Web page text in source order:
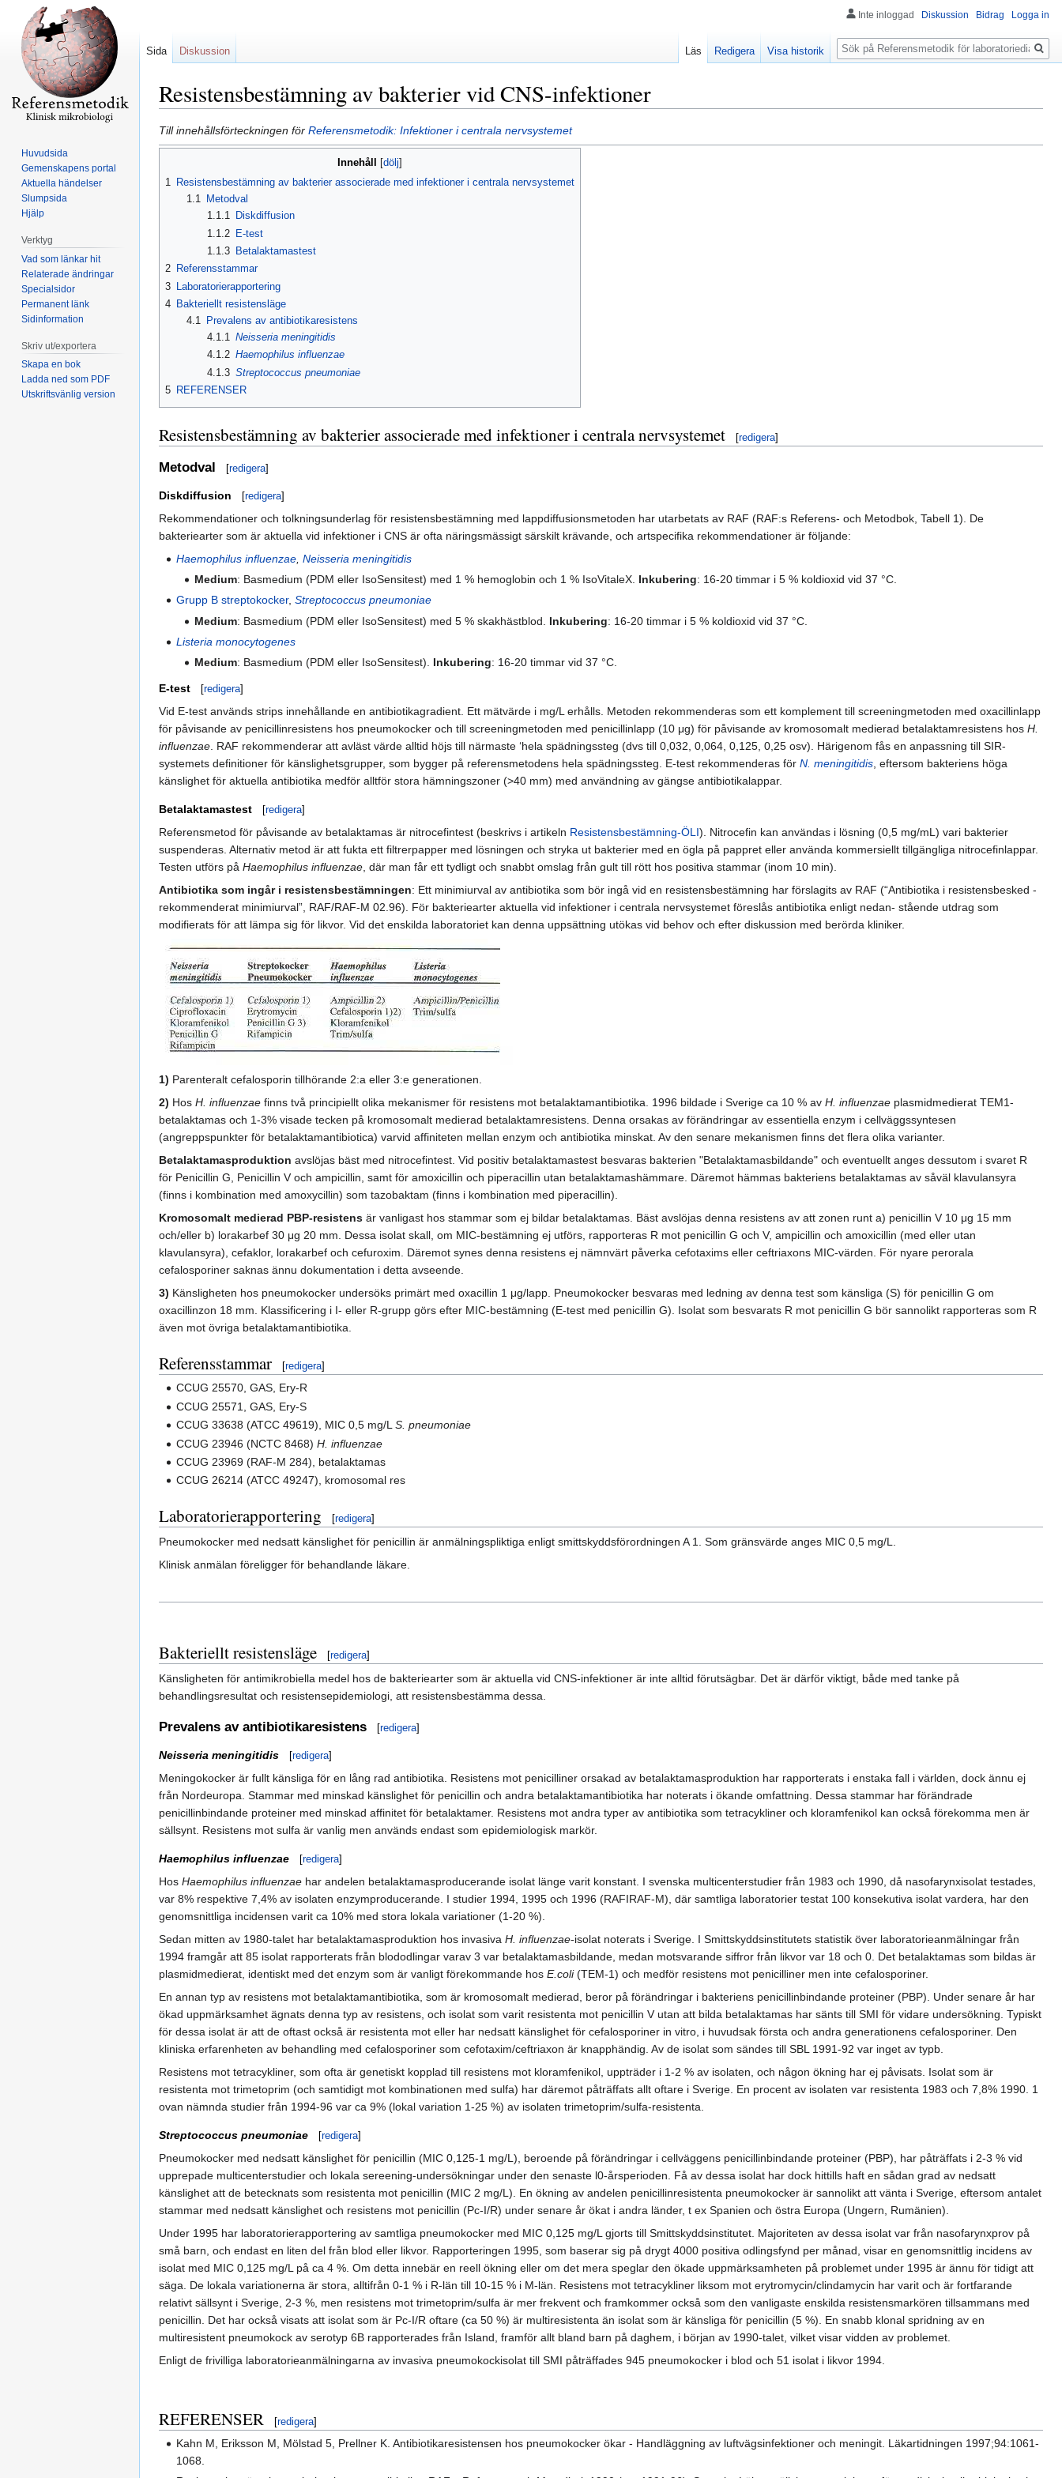
Resistensbestämning av bakterier vid CNS-infektioner
Hoppa
till
Hoppa
till
Till innehållsförteckningen för Referensmetodik: Infektioner i centrala nervsystemet
Innehåll
1 Resistensbestämning av bakterier associerade med infektioner i centrala nervsystemet
1.1
Metodval
1.1.1 Diskdiffusion
1.1.2 E-test
1.1.3 Betalaktamastest
2 Referensstammar
3 Laboratorierapportering
4 Bakteriellt resistensläge
4.1
Prevalens av antibiotikaresistens
4.1.1
Neisseria meningitidis
4.1.2 Haemophilus influenzae
4.1.3 Streptococcus pneumoniae
5 REFERENSER
Resistensbestämning av bakterier associerade med infektioner i centrala nervsystemet [redigera]
Metodval [redigera]
Diskdiffusion [redigera]
Rekommendationer och tolkningsunderlag för resistensbestämning med lappdiffusionsmetoden har utarbetats av RAF (RAF:s Referens- och Metodbok, Tabell 1). De
bakteriearter som är aktuella vid infektioner i CNS är ofta näringsmässigt särskilt krävande, och artspecifika rekommendationer är följande:
Haemophilus influenzae ,Neisseria meningitidis
Medium: Basmedium (PDM eller IsoSensitest) med 1 % hemoglobin och 1 % IsoVitaleX. Inkubering: 16-20 timmar i 5 % koldioxid vid 37 °C.
Grupp B streptokocker, Streptococcus pneumoniae
Medium: Basmedium (PDM eller IsoSensitest) med 5 % skakhästblod. Inkubering: 16-20 timmar i 5 % koldioxid vid 37 °C.
Listeria monocytogenes
Medium: Basmedium (PDM eller IsoSensitest). Inkubering: 16-20 timmar vid 37 °C.
E-test [redigera]
Vid E-test används strips innehållande en antibiotikagradient. Ett mätvärde i mg/L erhålls. Metoden rekommenderas som ett komplement till screeningmetoden med oxacillinlapp
för påvisande av penicillinresistens hos pneumokocker och till screeningmetoden med penicillinlapp (10 μg) för påvisande av kromosomalt medierad betalaktamresistens hos H.
influenzae. RAF rekommenderar att avläst värde alltid höjs till närmaste ‘hela spädningssteg (dvs till 0,032, 0,064, 0,125, 0,25 osv). Härigenom fås en anpassning till SIR-
systemets definitioner för känslighetsgrupper, som bygger på referensmetodens hela spädningssteg. E-test rekommenderas för N. meningitidis, eftersom bakteriens höga
känslighet för aktuella antibiotika medför alltför stora hämningszoner (>40 mm) med användning av gängse antibiotikalappar.
Betalaktamastest [redigera]
Referensmetod för påvisande av betalaktamas är nitrocefintest (beskrivs i artikeln Resistensbestämning-ÖLI). Nitrocefin kan användas i lösning (0,5 mg/mL) vari bakterier
suspenderas. Alternativ metod är att fukta ett filtrerpapper med lösningen och stryka ut bakterier med en ögla på pappret eller använda kommersiellt tillgängliga nitrocefinlappar.
Testen utförs på Haemophilus influenzae, där man får ett tydligt och snabbt omslag från gult till rött hos positiva stammar (inom 10 min).
Antibiotika som ingår i resistensbestämningen: Ett minimiurval av antibiotika som bör ingå vid en resistensbestämning har förslagits av RAF (“Antibiotika i resistensbesked -
rekommenderat minimiurval”, RAF/RAF-M 02.96). För bakteriearter aktuella vid infektioner i centrala nervsystemet föreslås antibiotika enligt nedan- stående utdrag som
modifierats för att lämpa sig för likvor. Vid det enskilda laboratoriet kan denna uppsättning utökas vid behov och efter diskussion med berörda kliniker.
1) Parenteralt cefalosporin tillhörande 2:a eller 3:e generationen.
2) Hos H. influenzae finns två principiellt olika mekanismer för resistens mot betalaktamantibiotika. 1996 bildade i Sverige ca 10 % av H. influenzae plasmidmedierat TEM1-
betalaktamas och 1-3% visade tecken på kromosomalt medierad betalaktamresistens. Denna orsakas av förändringar av essentiella enzym i cellväggssyntesen
(angreppspunkter för betalaktamantibiotica) varvid affiniteten mellan enzym och antibiotika minskat. Av den senare mekanismen finns det flera olika varianter.
Betalaktamasproduktion avslöjas bäst med nitrocefintest. Vid positiv betalaktamastest besvaras bakterien "Betalaktamasbildande" och eventuellt anges dessutom i svaret R
för Penicillin G, Penicillin V och ampicillin, samt för amoxicillin och piperacillin utan betalaktamashämmare. Däremot hämmas bakteriens betalaktamas av såväl klavulansyra
(finns i kombination med amoxycillin) som tazobaktam (finns i kombination med piperacillin).
Kromosomalt medierad PBP-resistens är vanligast hos stammar som ej bildar betalaktamas. Bäst avslöjas denna resistens av att zonen runt a) penicillin V 10 μg 15 mm
och/eller b) lorakarbef 30 μg 20 mm. Dessa isolat skall, om MIC-bestämning ej utförs, rapporteras R mot penicillin G och V, ampicillin och amoxicillin (med eller utan
klavulansyra), cefaklor, lorakarbef och cefuroxim. Däremot synes denna resistens ej nämnvärt påverka cefotaxims eller ceftriaxons MIC-värden. För nyare perorala
cefalosporiner saknas ännu dokumentation i detta avseende.
3) Känsligheten hos pneumokocker undersöks primärt med oxacillin 1 μg/lapp. Pneumokocker besvaras med ledning av denna test som känsliga (S) för penicillin G om
oxacillinzon 18 mm. Klassificering i I- eller R-grupp görs efter MIC-bestämning (E-test med penicillin G). Isolat som besvarats R mot penicillin G bör sannolikt rapporteras som R
även mot övriga betalaktamantibiotika.
Referensstammar [redigera]
CCUG 25570, GAS, Ery-R
CCUG 25571, GAS, Ery-S
CCUG 33638 (ATCC 49619), MIC 0,5 mg/LS. pneumoniae
CCUG 23946 (NCTC 8468)H. influenzae
CCUG 23969 (RAF-M 284), betalaktamas
CCUG 26214 (ATCC 49247), kromosomal res
Laboratorierapportering [redigera]
Pneumokocker med nedsatt känslighet för penicillin är anmälningspliktiga enligt smittskyddsförordningen A 1. Som gränsvärde anges MIC 0,5 mg/L.
Klinisk anmälan föreligger för behandlande läkare.
Bakteriellt resistensläge [redigera]
Känsligheten för antimikrobiella medel hos de bakteriearter som är aktuella vid CNS-infektioner är inte alltid förutsägbar. Det är därför viktigt, både med tanke på
behandlingsresultat och resistensepidemiologi, att resistensbestämma dessa.
Prevalens av antibiotikaresistens [redigera]
Neisseria meningitidis [redigera]
Meningokocker är fullt känsliga för en lång rad antibiotika. Resistens mot penicilliner orsakad av betalaktamasproduktion har rapporterats i enstaka fall i världen, dock ännu ej
från Nordeuropa. Stammar med minskad känslighet för penicillin och andra betalaktamantibiotika har noterats i ökande omfattning. Dessa stammar har förändrade
penicillinbindande proteiner med minskad affinitet för betalaktamer. Resistens mot andra typer av antibiotika som tetracykliner och kloramfenikol kan också förekomma men är
sällsynt. Resistens mot sulfa är vanlig men används endast som epidemiologisk markör.
Haemophilus influenzae [redigera]
Hos Haemophilus influenzae har andelen betalaktamasproducerande isolat länge varit konstant. I svenska multicenterstudier från 1983 och 1990, då nasofarynxisolat testades,
var 8% respektive 7,4% av isolaten enzymproducerande. I studier 1994, 1995 och 1996 (RAFIRAF-M), där samtliga laboratorier testat 100 konsekutiva isolat vardera, har den
genomsnittliga incidensen varit ca 10% med stora lokala variationer (1-20 %).
Sedan mitten av 1980-talet har betalaktamasproduktion hos invasiva H. influenzae-isolat noterats i Sverige. I Smittskyddsinstitutets statistik över laboratorieanmälningar från
1994 framgår att 85 isolat rapporterats från blododlingar varav 3 var betalaktamasbildande, medan motsvarande siffror från likvor var 18 och 0. Det betalaktamas som bildas är
plasmidmedierat, identiskt med det enzym som är vanligt förekommande hos E.coli(TEM-1) och medför resistens mot penicilliner men inte cefalosporiner.
En annan typ av resistens mot betalaktamantibiotika, som är kromosomalt medierad, beror på förändringar i bakteriens penicillinbindande proteiner (PBP). Under senare år har
ökad uppmärksamhet ägnats denna typ av resistens, och isolat som varit resistenta mot penicillin V utan att bilda betalaktamas har sänts till SMI för vidare undersökning. Typiskt
för dessa isolat är att de oftast också är resistenta mot eller har nedsatt känslighet för cefalosporiner in vitro, i huvudsak första och andra generationens cefalosporiner. Den
kliniska erfarenheten av behandling med cefalosporiner som cefotaxim/ceftriaxon är knapphändig. Av de isolat som sändes till SBL 1991-92 var inget av typb.
Resistens mot tetracykliner, som ofta är genetiskt kopplad till resistens mot kloramfenikol, uppträder i 1-2 % av isolaten, och någon ökning har ej påvisats. Isolat som är
resistenta mot trimetoprim (och samtidigt mot kombinationen med sulfa) har däremot påträffats allt oftare i Sverige. En procent av isolaten var resistenta 1983 och 7,8% 1990. 1
ovan nämnda studier från 1994-96 var ca 9% (lokal variation 1-25 %) av isolaten trimetoprim/sulfa-resistenta.
Streptococcus pneumoniae [redigera]
Pneumokocker med nedsatt känslighet för penicillin (MIC 0,125-1 mg/L), beroende på förändringar i cellväggens penicillinbindande proteiner (PBP), har påträffats i 2-3 % vid
upprepade multicenterstudier och lokala sereening-undersökningar under den senaste l0-årsperioden. Få av dessa isolat har dock hittills haft en sådan grad av nedsatt
känslighet att de betecknats som resistenta mot penicillin (MIC 2 mg/L). En ökning av andelen penicillinresistenta pneumokocker är sannolikt att vänta i Sverige, eftersom antalet
stammar med nedsatt känslighet och resistens mot penicillin (Pc-I/R) under senare år ökat i andra länder, t ex Spanien och östra Europa (Ungern, Rumänien).
Under 1995 har laboratorierapportering av samtliga pneumokocker med MIC 0,125 mg/L gjorts till Smittskyddsinstitutet. Majoriteten av dessa isolat var från nasofarynxprov på
små barn, och endast en liten del från blod eller likvor. Rapporteringen 1995, som baserar sig på drygt 4000 positiva odlingsfynd per månad, visar en genomsnittlig incidens av
isolat med MIC 0,125 mg/L på ca 4 %. Om detta innebär en reell ökning eller om det mera speglar den ökade uppmärksamheten på problemet under 1995 är ännu för tidigt att
säga. De lokala variationerna är stora, alltifrån 0-1 % i R-län till 10-15 % i M-län. Resistens mot tetracykliner liksom mot erytromycin/clindamycin har varit och är fortfarande
relativt sällsynt i Sverige, 2-3 %, men resistens mot trimetoprim/sulfa är mer frekvent och framkommer också som den vanligaste enskilda resistensmarkören tillsammans med
penicillin. Det har också visats att isolat som är Pc-I/R oftare (ca 50 %) är multiresistenta än isolat som är känsliga för penicillin (5 %). En snabb klonal spridning av en
multiresistent pneumokock av serotyp 6B rapporterades från Island, framför allt bland barn på daghem, i början av 1990-talet, vilket visar vidden av problemet.
Enligt de frivilliga laboratorieanmälningarna av invasiva pneumokockisolat till SMI påträffades 945 pneumokocker i blod och 51 isolat i likvor 1994.
REFERENSER [redigera]
Kahn M, Eriksson M, Mölstad 5, Prellner K. Antibiotikaresistensen hos pneumokocker ökar - Handläggning av luftvägsinfektioner och meningit. Läkartidningen 1997;94:1061-
1068.
Inte inloggad Diskussion Bidrag Logga in
Sida Diskussion Läs Redigera Visa historik
Sök
Huvudsida
Gemenskapens portal
Aktuella händelser
Slumpsida
Hjälp
Verktyg
Vad som länkar hit
Relaterade ändringar
Specialsidor
Permanent länk
Sidinformation
Skriv ut/exportera
Skapa en bok
Ladda ned som PDF
Utskriftsvänlig version